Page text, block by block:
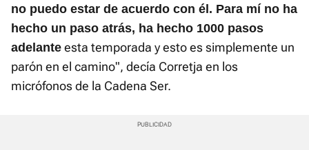
no puedo estar de acuerdo con él. Para mí no ha
hecho un paso atrás, ha hecho 1000 pasos
adelante esta temporada y esto es simplemente un
parón en el camino", decía Corretja en los
micrófonos de la Cadena Ser.